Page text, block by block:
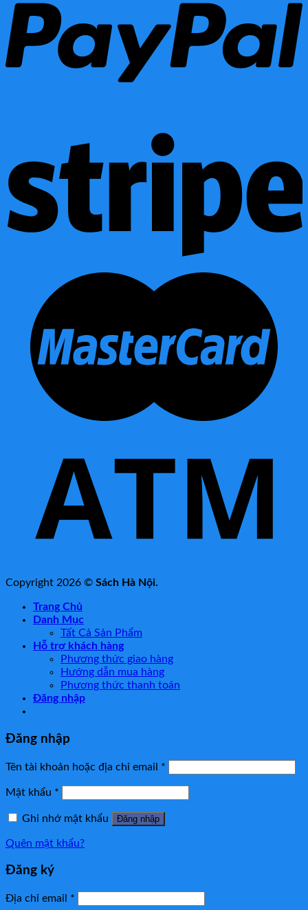
Copyright 2026 © Sách Hà Nội.
Trang Chủ
Danh Mục
Tất Cả Sản Phẩm
Hỗ trợ khách hàng
Phương thức giao hàng
Hướng dẫn mua hàng
Phương thức thanh toán
Đăng nhập
Đăng nhập
Tên tài khoản hoặc địa chỉ email *
Mật khẩu *
Ghi nhớ mật khẩu Đăng nhập
Quên mật khẩu?
Đăng ký
Địa chỉ email *